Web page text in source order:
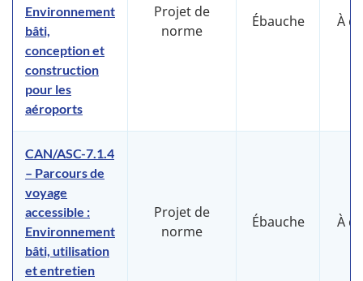
Environnement
bâti,
conception et
construction
pour les
aéroports
Projet de
norme
Ébauche À
CAN/ASC-7.1.4
– Parcours de
voyage
accessible :
Environnement
bâti, utilisation
et entretien
Projet de
norme
Ébauche À